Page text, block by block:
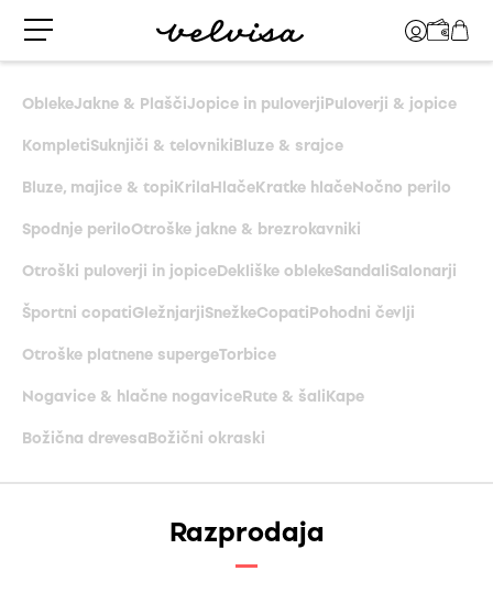
Razprodaja
OblekeJakne & PlaščiJopice in puloverjiPuloverji & jopice
KompletiSuknjiči & telovnikiBluze & srajce
Bluze, majice & topiKrilaHlačeKratke hlačeNočno perilo
Spodnje periloOtroške jakne & brezrokavniki
Otroški puloverji in jopiceDekliške oblekeSandaliSalonarji
Športni copatiGležnjarjiSnežkeCopatiPohodni čevlji
Otroške platnene supergeTorbice
Nogavice & hlačne nogaviceRute & šaliKape
Božična drevesaBožični okraski